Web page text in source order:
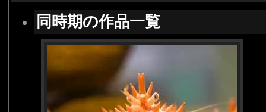
同時期の作品一覧